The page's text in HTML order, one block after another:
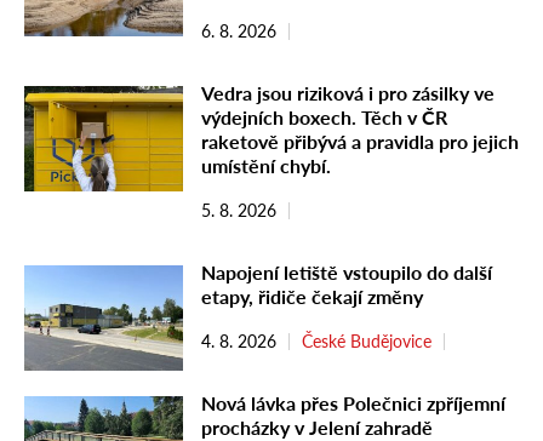
6. 8. 2026
Vedra jsou riziková i pro zásilky ve
výdejních boxech. Těch v ČR
raketově přibývá a pravidla pro jejich
umístění chybí.
5. 8. 2026
Napojení letiště vstoupilo do další
etapy, řidiče čekají změny
4. 8. 2026 České Budějovice
Nová lávka přes Polečnici zpříjemní
procházky v Jelení zahradě